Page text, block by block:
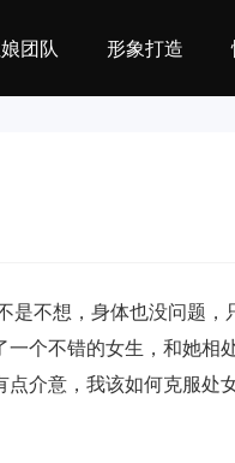
团队 形象打造
是不想，身体也没问题，
个不错的女生，和她相
介意，我该如何克服处